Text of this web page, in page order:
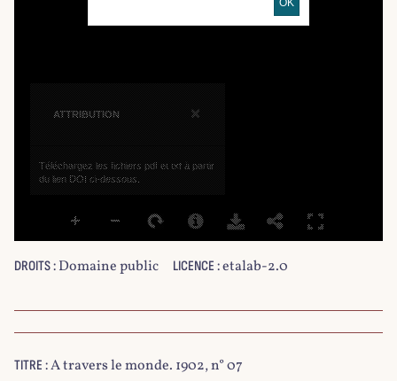
ATTRIBUTION ×
Téléchargez les fichiers pdf et txt à partir
du lien DOI ci-dessous.
DROITS : Domaine public LICENCE :etalab-2.0
TITRE :A travers le monde. 1902, n° 07